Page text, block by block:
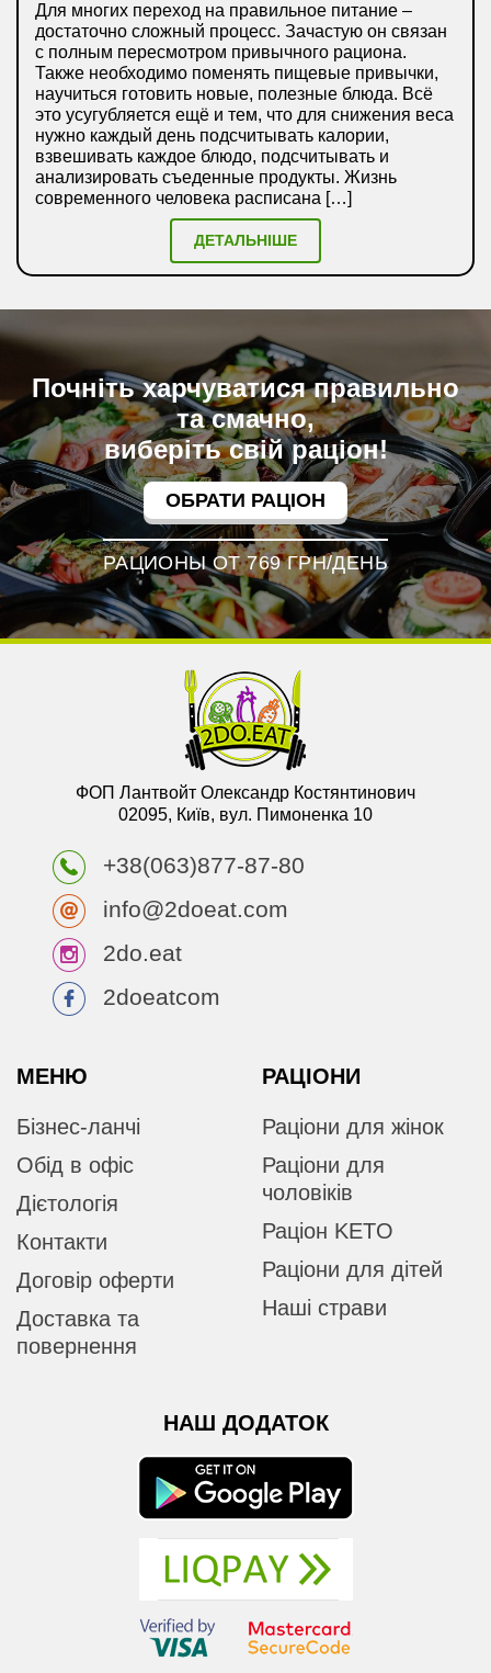
Для многих переход на правильное питание –
достаточно сложный процесс. Зачастую он связан
с полным пересмотром привычного рациона.
Также необходимо поменять пищевые привычки,
научиться готовить новые, полезные блюда. Всё
это усугубляется ещё и тем, что для снижения веса
нужно каждый день подсчитывать калории,
взвешивать каждое блюдо, подсчитывать и
анализировать съеденные продукты. Жизнь
современного человека расписана […]
ДЕТАЛЬНІШЕ
Почніть харчуватися правильно
та смачно,
виберіть свій раціон!
ОБРАТИ РАЦІОН
РАЦИОНЫ ОТ 769 ГРН/ДЕНЬ
ФОП Лантвойт Олександр Костянтинович
02095, Київ, вул. Пимоненка 10
+38(063)877-87-80
info@2doeat.com
2do.eat
2doeatcom
МЕНЮ
Бізнес-ланчі
Обід в офіс
Дієтологія
Контакти
Договір оферти
Доставка та
повернення
РАЦІОНИ
Раціони для жінок
Раціони для
чоловіків
Раціон KETO
Раціони для дітей
Наші страви
НАШ ДОДАТОК